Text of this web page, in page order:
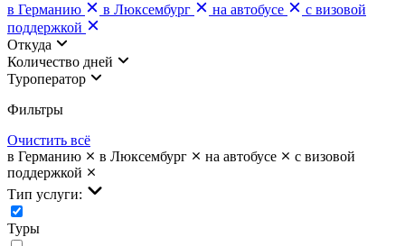
в Германию
в Люксембург на автобусе
с визовой
поддержкой
Откуда
Количество дней
Туроператор
Фильтры
Очистить всё
в Германию
в Люксембург на автобусе
с визовой
поддержкой
Тип услуги:
Туры